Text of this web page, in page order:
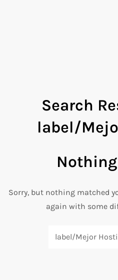
Search
label/
Sorry, but nothing matched
again with some
Search